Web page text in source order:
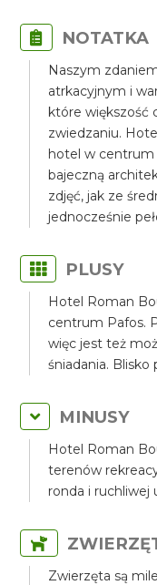
NOTATKA
Naszym
atrkacyjnym i
które większość
zwiedzaniu.
hotel w centrum
bajeczną
zdjęć, jak ze
jednocześnie
PLUSY
Hotel Roman
centrum Pafos.
więc jest też
śniadania. Blisko
MINUSY
Hotel Roman
terenów
ronda i ruchliwej
Zwierzęta są